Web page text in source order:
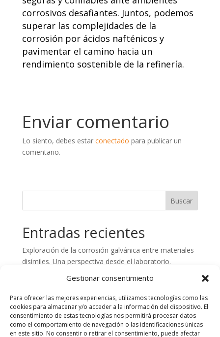
Gestionar consentimiento
Para ofrecer las mejores experiencias, utilizamos tecnologías como las
cookies para almacenar y/o acceder a la información del dispositivo. El
consentimiento de estas tecnologías nos permitirá procesar datos
como el comportamiento de navegación o las identificaciones únicas
en este sitio. No consentir o retirar el consentimiento, puede afectar
corrosivos desafiantes. Juntos, podemos
superar las complejidades de la
corrosión por ácidos nafténicos y
pavimentar el camino hacia un
rendimiento sostenible de la refinería.
Enviar comentario
Lo siento, debes estar conectado para publicar un
comentario.
Entradas recientes
Exploración de la corrosión galvánica entre materiales
disímiles. Una perspectiva desde el laboratorio.
Preparación de superficies de hormigón. Aspectos
Análisis de fallos en estructuras de Plástico Reforzado
con Fibra de Vidrio (PRFV). Importancia del
asesoramiento técnico y laboratorio especializado